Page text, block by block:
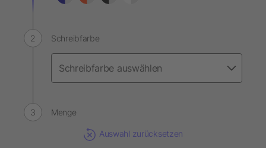
Schreibfarbe
Menge
Auswahl zurücksetzen